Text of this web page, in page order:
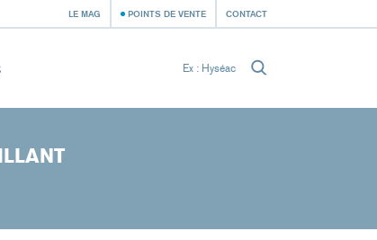
LE MAG POINTS DE VENTE CONTACT